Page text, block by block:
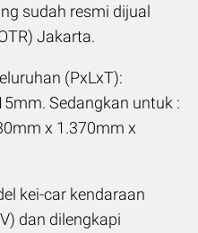
sudah resmi dijual
Jakarta.
(PxLxT):
Sedangkan untuk :
x 1.370mm x
kei-car kendaraan
dan dilengkapi